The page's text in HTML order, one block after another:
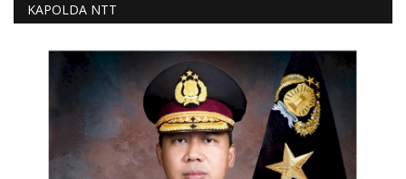
KAPOLDA NTT